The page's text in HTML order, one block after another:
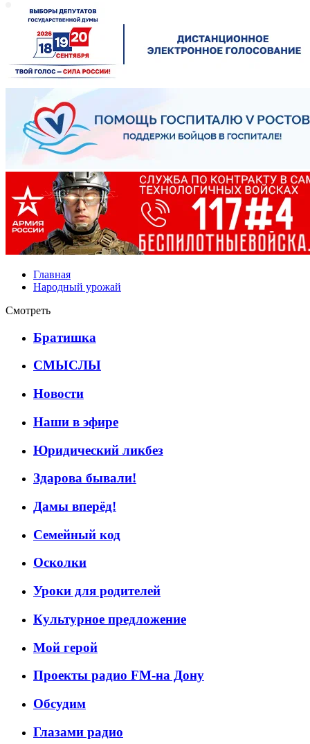
Главная
Народный урожай
Смотреть
Братишка
СМЫСЛЫ
Новости
Наши в эфире
Юридический ликбез
Здарова бывали!
Дамы вперёд!
Семейный код
Осколки
Уроки для родителей
Культурное предложение
Мой герой
Проекты радио FM-на Дону
Обсудим
Глазами радио